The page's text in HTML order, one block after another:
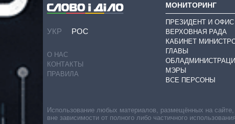
УКР РОС
О НАС
КОНТАКТЫ
ПРАВИЛА
МОНИТОРИНГ
ПРЕЗИДЕНТ И ОФИС
ВЕРХОВНАЯ РАДА
КАБИНЕТ
ГЛАВЫ
МЭРЫ
ВСЕ ПЕРСОНЫ
Использование любых материалов, размещённых на
вне зависимости от полного либо частичного